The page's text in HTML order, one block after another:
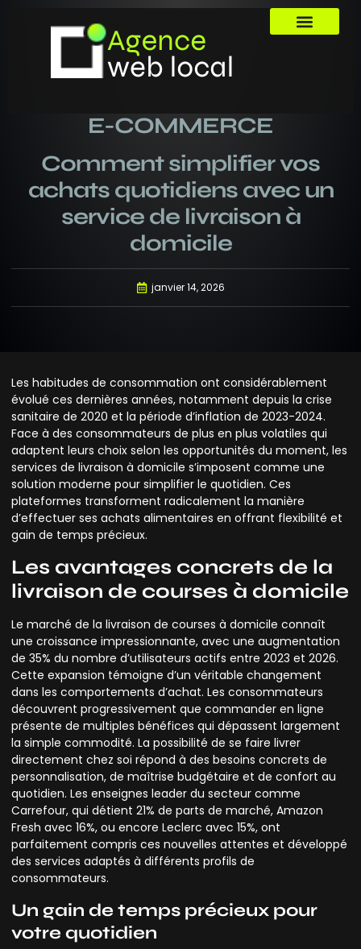
E-COMMERCE
Comment simplifier vos
achats quotidiens avec un
service de livraison à
domicile
janvier 14, 2026
Les habitudes de consommation ont considérablement
évolué ces dernières années, notamment depuis la crise
sanitaire de 2020 et la période d’inflation de 2023-2024.
Face à des consommateurs de plus en plus volatiles qui
adaptent leurs choix selon les opportunités du moment, les
services de livraison à domicile s’imposent comme une
solution moderne pour simplifier le quotidien. Ces
plateformes transforment radicalement la manière
d’effectuer ses achats alimentaires en offrant flexibilité et
gain de temps précieux.
Les avantages concrets de la
livraison de courses à domicile
Le marché de la livraison de courses à domicile connaît
une croissance impressionnante, avec une augmentation
de 35% du nombre d’utilisateurs actifs entre 2023 et 2026.
Cette expansion témoigne d’un véritable changement
dans les comportements d’achat. Les consommateurs
découvrent progressivement que commander en ligne
présente de multiples bénéfices qui dépassent largement
la simple commodité. La possibilité de se faire livrer
directement chez soi répond à des besoins concrets de
personnalisation, de maîtrise budgétaire et de confort au
quotidien. Les enseignes leader du secteur comme
Carrefour, qui détient 21% de parts de marché, Amazon
Fresh avec 16%, ou encore Leclerc avec 15%, ont
parfaitement compris ces nouvelles attentes et développé
des services adaptés à différents profils de
consommateurs.
Un gain de temps précieux pour
votre quotidien